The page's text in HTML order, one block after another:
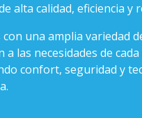
alta calidad, eficiencia y
una amplia variedad
a las necesidades de
confort, seguridad y